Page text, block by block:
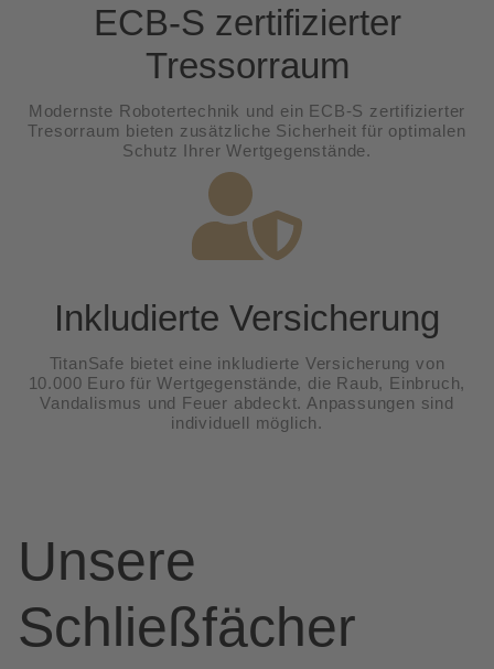
ECB-S zertifizierter
Tressorraum
Modernste Robotertechnik und ein ECB-S zertifizierter
Tresorraum bieten zusätzliche Sicherheit für optimalen
Schutz Ihrer Wertgegenstände.
Inkludierte Versicherung
TitanSafe bietet eine inkludierte Versicherung von
10.000 Euro für Wertgegenstände, die Raub, Einbruch,
Vandalismus und Feuer abdeckt. Anpassungen sind
individuell möglich.
Unsere
Schließfächer